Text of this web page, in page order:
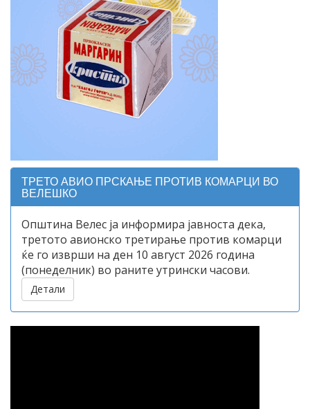
ТРЕТО АВИО ПРСКАЊЕ ПРОТИВ КОМАРЦИ ВО
ВЕЛЕШКО
Општина Велес ја информира јавноста дека,
третото авионско третирање против комарци
ќе го изврши на ден 10 август 2026 година
(понеделник) во раните утрински часови.
Детали